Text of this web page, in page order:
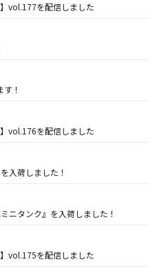
vol.177を配信しました
！
vol.176を配信しました
入荷しました！
ニタンク』を入荷しました！
vol.175を配信しました